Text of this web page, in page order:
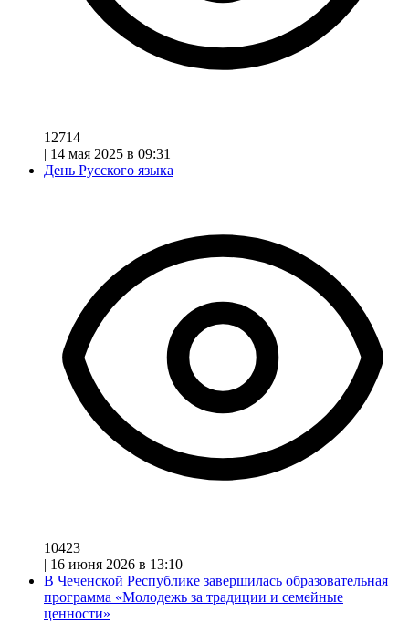
12714
| 14 мая 2025 в 09:31
День Русского языка
10423
| 16 июня 2026 в 13:10
В Чеченской Республике завершилась образовательная
программа «Молодежь за традиции и семейные
ценности»